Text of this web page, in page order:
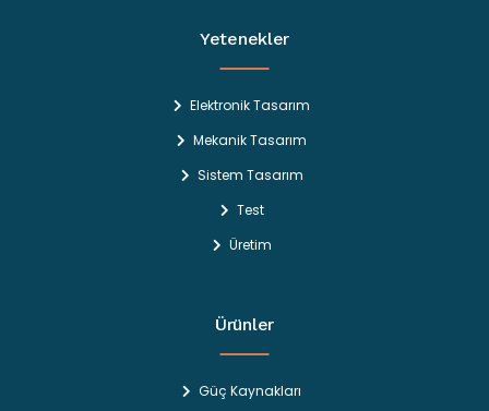
Yetenekler
Elektronik Tasarım
Mekanik Tasarım
Sistem Tasarım
Test
Üretim
Ürünler
Güç Kaynakları